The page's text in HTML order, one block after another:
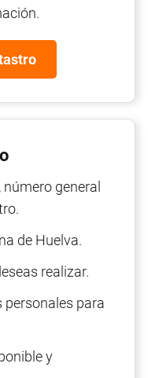
, número general
de Huelva.
realizar.
para
y